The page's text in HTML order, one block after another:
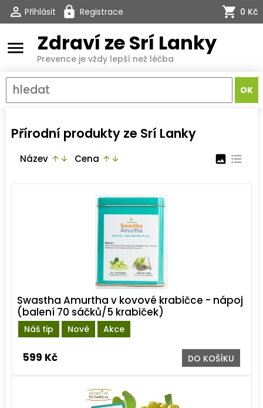
Přihlásit Registrace 0 Kč
menu Zdraví ze Srí Lanky
Prevence je vždy lepší než léčba
Přírodní produkty ze Srí Lanky
Název arrow_upward arrow_downward Cena arrow_upward arrow_downward image format_list_bulleted
Náš tip Nové Akce
Swastha Amurtha v kovové krabičce - nápoj
(balení 70 sáčků/5 krabiček)
599 Kč DO KOŠÍKU